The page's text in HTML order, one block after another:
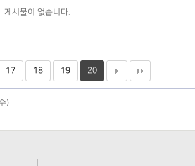
게시물이 없습니다.
17 18 19 20